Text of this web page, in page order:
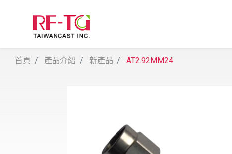
首頁 產品介紹 新產品 AT2.92MM24